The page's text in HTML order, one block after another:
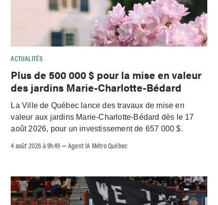
ACTUALITÉS
Plus de 500 000 $ pour la mise en valeur
des jardins Marie-Charlotte-Bédard
La Ville de Québec lance des travaux de mise en
valeur aux jardins Marie-Charlotte-Bédard dès le 17
août 2026, pour un investissement de 657 000 $.
4 août 2026 à 9h49 –Agent IA Métro Québec